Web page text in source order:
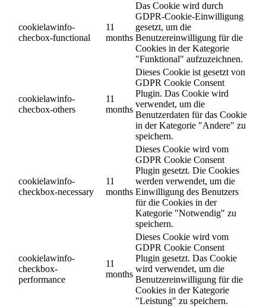
cookielawinfo-
checbox-functional
11
months
Das Cookie wird durch
GDPR-Cookie-Einwilligung
gesetzt, um die
Benutzereinwilligung für die
Cookies in der Kategorie
"Funktional" aufzuzeichnen.
cookielawinfo-
checbox-others
11
months
Dieses Cookie ist gesetzt von
GDPR Cookie Consent
Plugin. Das Cookie wird
verwendet, um die
Benutzerdaten für das Cookie
in der Kategorie "Andere" zu
speichern.
cookielawinfo-
checkbox-necessary
11
months
Dieses Cookie wird vom
GDPR Cookie Consent
Plugin gesetzt. Die Cookies
werden verwendet, um die
Einwilligung des Benutzers
für die Cookies in der
Kategorie "Notwendig" zu
speichern.
cookielawinfo-
checkbox-
performance
11
months
Dieses Cookie wird vom
GDPR Cookie Consent
Plugin gesetzt. Das Cookie
wird verwendet, um die
Benutzereinwilligung für die
Cookies in der Kategorie
"Leistung" zu speichern.